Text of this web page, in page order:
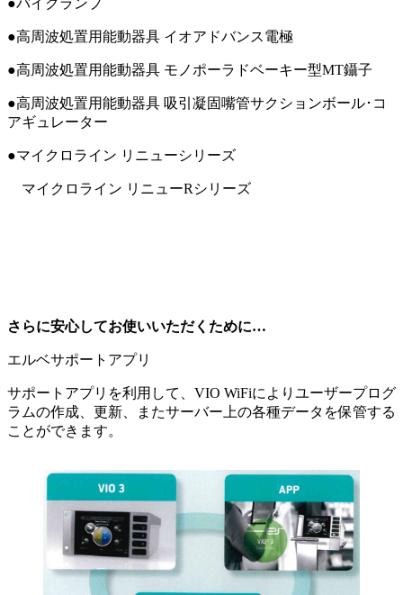
●高周波処置用能動器具 イオアドバンス電極
●高周波処置用能動器具 モノポーラドベーキー型MT鑷子
●高周波処置用能動器具 吸引凝固嘴管サクションボール･コ
アギュレーター
●マイクロライン リニューシリーズ
マイクロライン リニューRシリーズ
さらに安心してお使いいただくために…
エルベサポートアプリ
サポートアプリを利用して、VIO WiFiによりユーザープログ
ラムの作成、更新、またサーバー上の各種データを保管する
ことができます。